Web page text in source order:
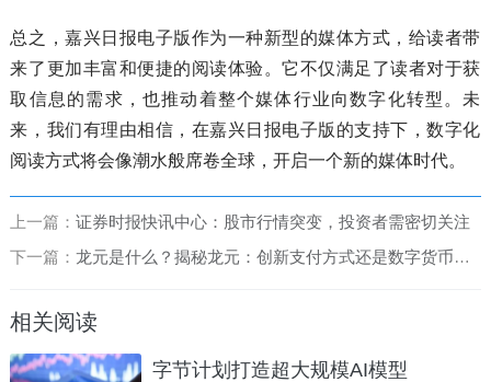
总之，嘉兴日报电子版作为一种新型的媒体方式，给读者带
来了更加丰富和便捷的阅读体验。它不仅满足了读者对于获
取信息的需求，也推动着整个媒体行业向数字化转型。未
来，我们有理由相信，在嘉兴日报电子版的支持下，数字化
阅读方式将会像潮水般席卷全球，开启一个新的媒体时代。
上一篇：证券时报快讯中心：股市行情突变，投资者需密切关注
下一篇：龙元是什么？揭秘龙元：创新支付方式还是数字货币革命？
相关阅读
字节计划打造超大规模AI模型